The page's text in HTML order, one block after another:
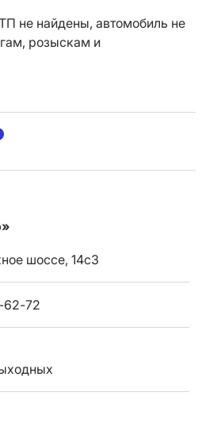
не найдены, автомобиль не
розыскам и
шоссе, 14с3
62-72